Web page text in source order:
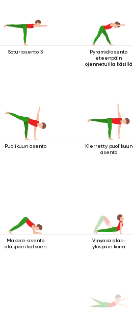
Soturiasento 3
Pyramidiasento
eteenpäin
ojennetuilla käsillä
Puolikuun asento
Kierretty puolikuun
asento
Makara-asento
alaspäin katsoen
Vinyasa alas-
ylöspäin koira